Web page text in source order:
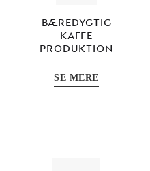
BÆREDYGTIG
KAFFE
PRODUKTION
SE MERE